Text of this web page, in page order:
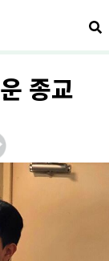
검
종교